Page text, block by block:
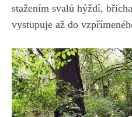
stažením svalů hýždí,
vystupuje až do